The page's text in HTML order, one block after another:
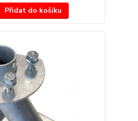
Přidat do košíku